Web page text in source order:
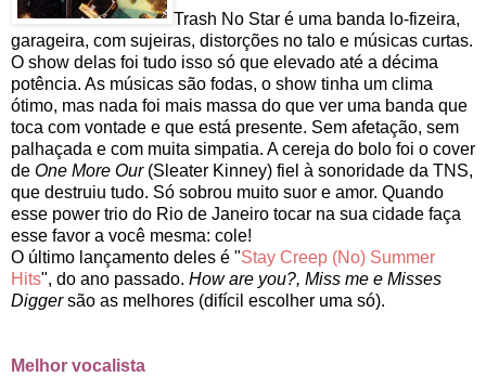
Trash No Star é uma banda lo-fizeira,
garageira, com sujeiras, distorções no talo e músicas curtas.
O show delas foi tudo isso só que elevado até a décima
potência. As músicas são fodas, o show tinha um clima
ótimo, mas nada foi mais massa do que ver uma banda que
toca com vontade e que está presente. Sem afetação, sem
palhaçada e com muita simpatia. A cereja do bolo foi o cover
de One More Our(Sleater Kinney) fiel à sonoridade da TNS,
que destruiu tudo. Só sobrou muito suor e amor. Quando
esse power trio do Rio de Janeiro tocar na sua cidade faça
esse favor a você mesma: cole!
O último lançamento deles é "Stay Creep (No) Summer
Hits", do ano passado. How are you?, Miss me e Misses
Diggersão as melhores (difícil escolher uma só).
Melhor vocalista